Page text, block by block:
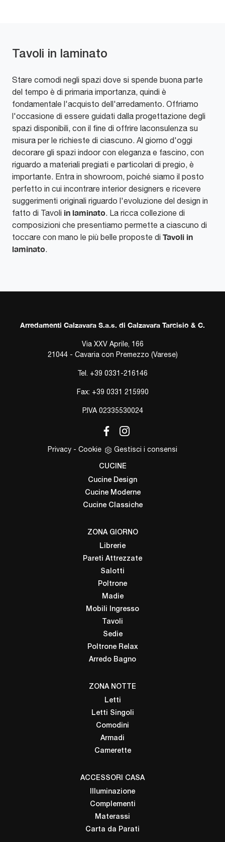
Tavoli in laminato
Stare comodi negli spazi dove si spende buona parte
del tempo è di primaria importanza, quindi è
fondamentale l'acquisto dell'arredamento. Offriamo
l'occasione di essere guidati dalla progettazione degli
spazi disponibili, con il fine di offrire laconsulenza su
misura per le richieste di ciascuno. Al giorno d'oggi
decorare gli spazi indoor con eleganza e fascino, con
riguardo a materiali pregiati e particolari di pregio, è
importante. Entra in showroom, poiché siamo il posto
perfetto in cui incontrare interior designers e ricevere
suggerimenti originali riguardo l'evoluzione del design in
fatto di Tavoli in laminato. La ricca collezione di
composizioni che presentiamo permette a ciascuno di
toccare con mano le più belle proposte di Tavoli in
laminato.
Arredamenti Calzavara S.a.s. di Calzavara Tarcisio & C.
Via XXV Aprile, 166
21044 - Cavaria con Premezzo (Varese)
Tel. +39 0331-216146
Fax: +39 0331 215990
P.IVA 02335530024
Privacy - Cookie Gestisci i consensi
CUCINE
Cucine Design
Cucine Moderne
Cucine Classiche
ZONA GIORNO
Librerie
Pareti Attrezzate
Salotti
Poltrone
Madie
Mobili Ingresso
Tavoli
Sedie
Poltrone Relax
Arredo Bagno
ZONA NOTTE
Letti
Letti Singoli
Comodini
Armadi
Camerette
ACCESSORI CASA
Illuminazione
Complementi
Materassi
Carta da Parati